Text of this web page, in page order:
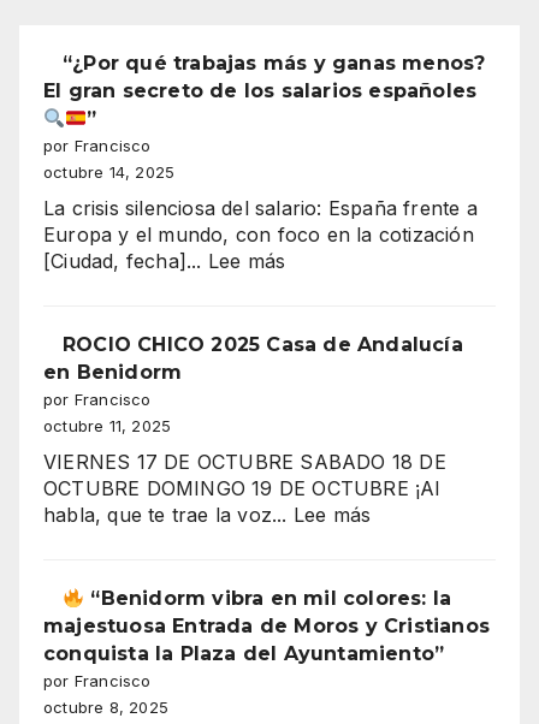
“¿Por qué trabajas más y ganas menos?
El gran secreto de los salarios españoles
”
por Francisco
octubre 14, 2025
La crisis silenciosa del salario: España frente a
Europa y el mundo, con foco en la cotización
[Ciudad, fecha]... Lee más
trabajas
El
gran
secreto
salarios
españoles
ROCIO CHICO 2025 Casa de Andalucía
en Benidorm
por Francisco
octubre 11, 2025
VIERNES 17 DE OCTUBRE SABADO 18 DE
OCTUBRE DOMINGO 19 DE OCTUBRE ¡Al
habla, que te trae la voz... Lee más
2025
Casa
de
“Benidorm vibra en mil colores: la
majestuosa Entrada de Moros y Cristianos
conquista la Plaza del Ayuntamiento”
por Francisco
octubre 8, 2025